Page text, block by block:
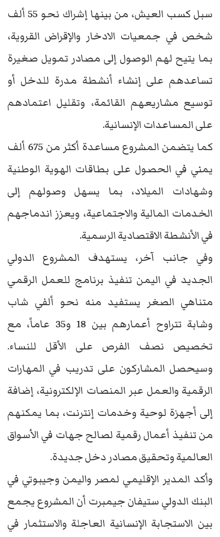
سبل كسب العيش، من بينها إشراك نحو 55 ألف
شخص في جمعيات الادخار والإقراض القروية،
بما يتيح لهم الوصول إلى مصادر تمويل صغيرة
تساعدهم على إنشاء أنشطة مدرة للدخل أو
توسيع مشاريعهم القائمة، وتقليل اعتمادهم
على المساعدات الإنسانية.
كما يتضمن المشروع مساعدة أكثر من 675 ألف
يمني في الحصول على بطاقات الهوية الوطنية
وشهادات الميلاد، بما يسهل وصولهم إلى
الخدمات المالية والاجتماعية، ويعزز اندماجهم
في الأنشطة الاقتصادية الرسمية.
وفي جانب آخر، يستهدف المشروع الدولي
الجديد في اليمن تنفيذ برنامج للعمل الرقمي
متناهي الصغر يستفيد منه نحو ألفي شاب
وشابة تتراوح أعمارهم بين 18 و35 عاماً، مع
تخصيص نصف الفرص على الأقل للنساء.
وسيحصل المشاركون على تدريب في المهارات
الرقمية والعمل عبر المنصات الإلكترونية، إضافة
إلى أجهزة لوحية وخدمات إنترنت، بما يمكنهم
من تنفيذ أعمال رقمية لصالح جهات في الأسواق
العالمية وتحقيق مصادر دخل جديدة.
وأكد المدير الإقليمي لمصر واليمن وجيبوتي في
البنك الدولي ستيفان جيمبرت أن المشروع يجمع
بين الاستجابة الإنسانية العاجلة والاستثمار في